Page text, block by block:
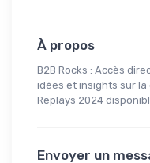
À propos
B2B Rocks : Accès
idées et insights sur
Replays 2024
Envoyer un